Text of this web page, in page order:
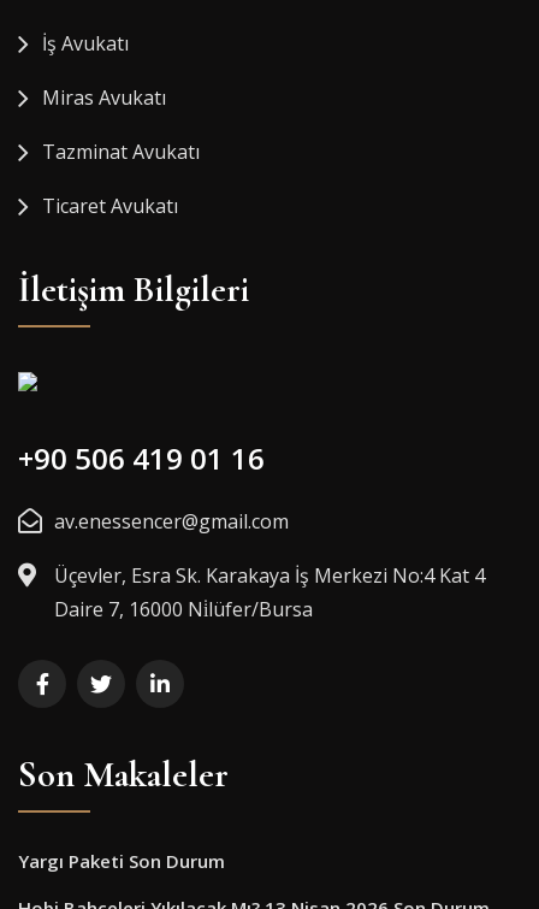
İş Avukatı
Miras Avukatı
Tazminat Avukatı
Ticaret Avukatı
İletişim Bilgileri
+90 506 419 01 16
av.enessencer@gmail.com
Üçevler, Esra Sk. Karakaya İş Merkezi No:4 Kat 4
Daire 7, 16000 Ni̇lüfer/Bursa
Son Makaleler
Yargı Paketi Son Durum